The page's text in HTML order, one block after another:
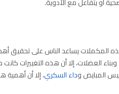
المكملات يساعد الناس على تحقيق
العضلات، إلا أن هذه التغييرات كانت
المبايض وداء السكري، إلا أن أهمية